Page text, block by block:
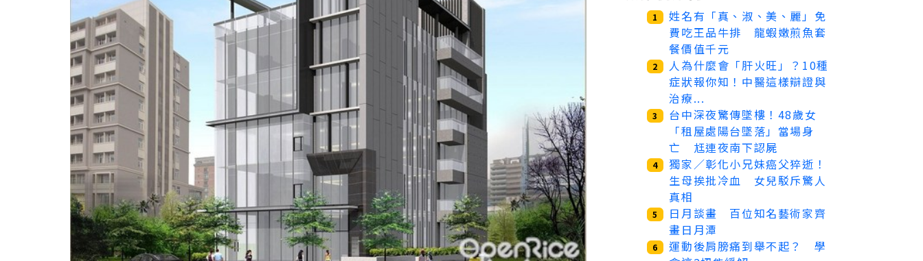
1
姓名有「真、淑、美、麗」免
費吃王品牛排 龍蝦嫩煎魚套
餐價值千元
2
人為什麼會「肝火旺」？10種
症狀報你知！中醫這樣辯證與
治療...
3
台中深夜驚傳墜樓！48歲女
「租屋處陽台墜落」當場身
亡 尪連夜南下認屍
4
獨家／彰化小兄妹癌父猝逝！
生母挨批冷血 女兒駁斥驚人
真相
5
日月談畫 百位知名藝術家齊
畫日月潭
6
運動後肩膀痛到舉不起？ 學